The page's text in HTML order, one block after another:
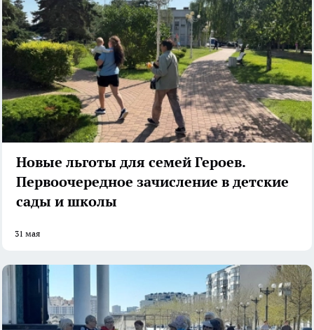
Новые льготы для семей Героев.
Первоочередное зачисление в детские
сады и школы
31 мая